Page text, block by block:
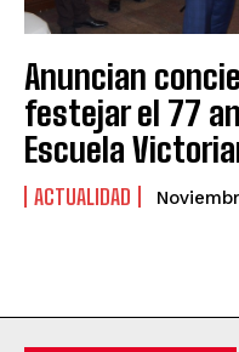
Anuncian
festejar el 77
Escuela
ACTUALIDAD